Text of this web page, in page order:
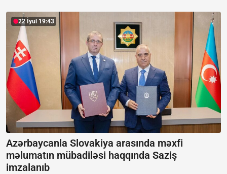
22 İyul 19:43
Azərbaycanla Slovakiya arasında məxfi
məlumatın mübadiləsi haqqında Saziş
imzalanıb